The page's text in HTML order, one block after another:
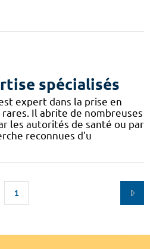
spécialisés
expert dans la prise en
Il abrite de nombreuses
les autorités de santé ou par
reconnues d'u
1